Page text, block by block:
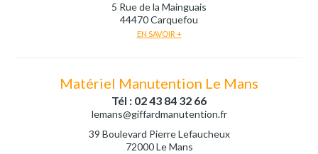
5 Rue de la Mainguais
44470 Carquefou
EN SAVOIR +
Matériel Manutention Le Mans
Tél : 02 43 84 32 66
lemans@giffardmanutention.fr
39 Boulevard Pierre Lefaucheux
72000 Le Mans